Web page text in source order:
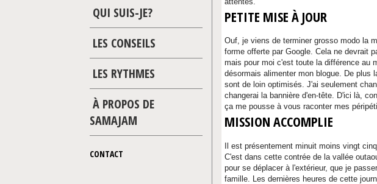
PETITE MISE À JOUR
Ouf, je viens de terminer grosso modo la
forme offerte par Google. Cela ne devrait
mais pour moi c'est toute la différence au
désormais alimenter mon blogue. De plus
sont de loin optimisés. J'ai seulement
changerai la bannière d'en-tête. D'ici là,
ça me pousse à vous raconter mes
MISSION ACCOMPLIE
Il est présentement minuit moins vingt
C'est dans cette contrée de la vallée
pour se déplacer à l'extérieur, que je
famille. Les dernières heures de cette
QUI SUIS-JE?
LES CONSEILS
LES RYTHMES
À PROPOS DE
SAMAJAM
CONTACT